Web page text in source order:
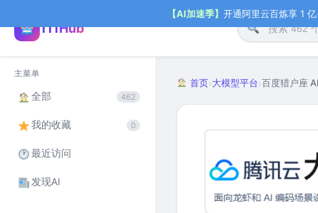
【AI加速季】 开通阿里云百炼享 1
111Hub
主菜单
全部 462
我的收藏 0
最近访问
发现AI
首页›大模型平台›百度猎户座